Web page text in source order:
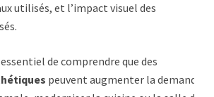
utilisés, et l’impact visuel des
de comprendre que des
peuvent augmenter la demande